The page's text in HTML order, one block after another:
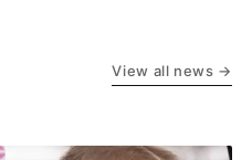
View all news →